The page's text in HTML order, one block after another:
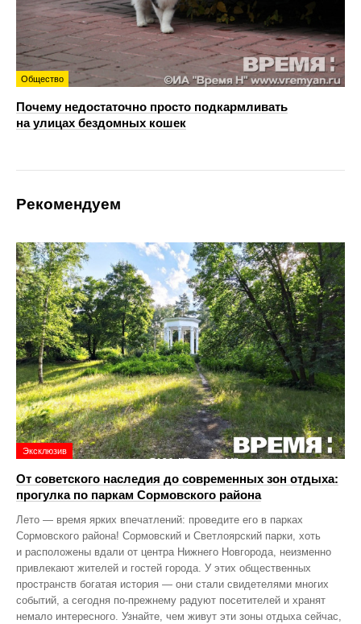
Общество
Почему недостаточно просто подкармливать
на улицах бездомных кошек
Рекомендуем
Эксклюзив
От советского наследия до современных зон отдыха:
прогулка по паркам Сормовского района
Лето — время ярких впечатлений: проведите его в парках
Сормовского района! Сормовский и Светлоярский парки, хоть
и расположены вдали от центра Нижнего Новгорода, неизменно
привлекают жителей и гостей города. У этих общественных
пространств богатая история — они стали свидетелями многих
событий, а сегодня по‑прежнему радуют посетителей и хранят
немало интересного. Узнайте, чем живут эти зоны отдыха сейчас,